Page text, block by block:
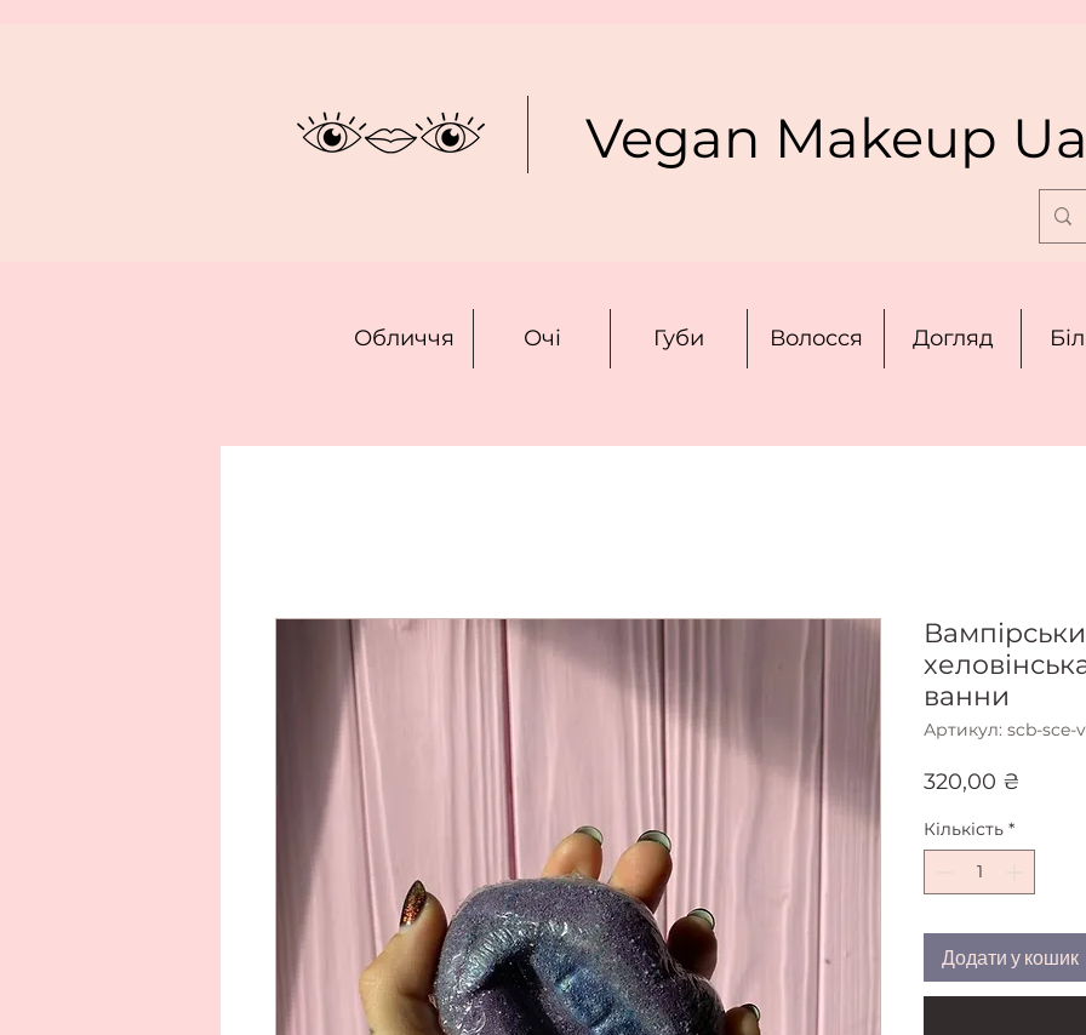
Vegan Makeup Ua
Обличчя Очі Губи Волосся Догляд
ванни
Артикул: scb-sce-
320,00 ₴
Кількість *
Додати у кошик